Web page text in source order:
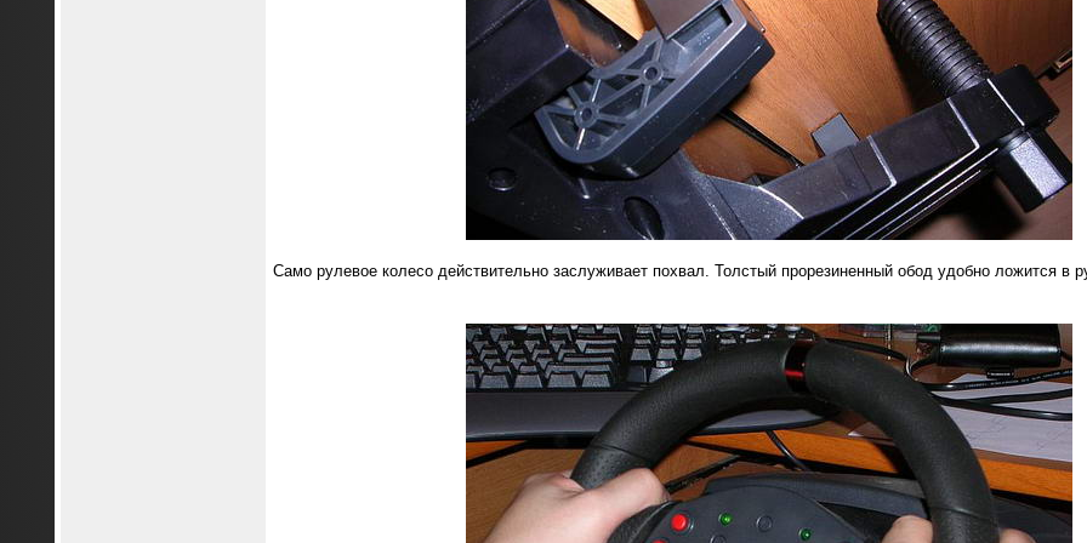
Само рулевое колесо действительно заслуживает похвал. Толстый прорезиненный обод удобно ложится в